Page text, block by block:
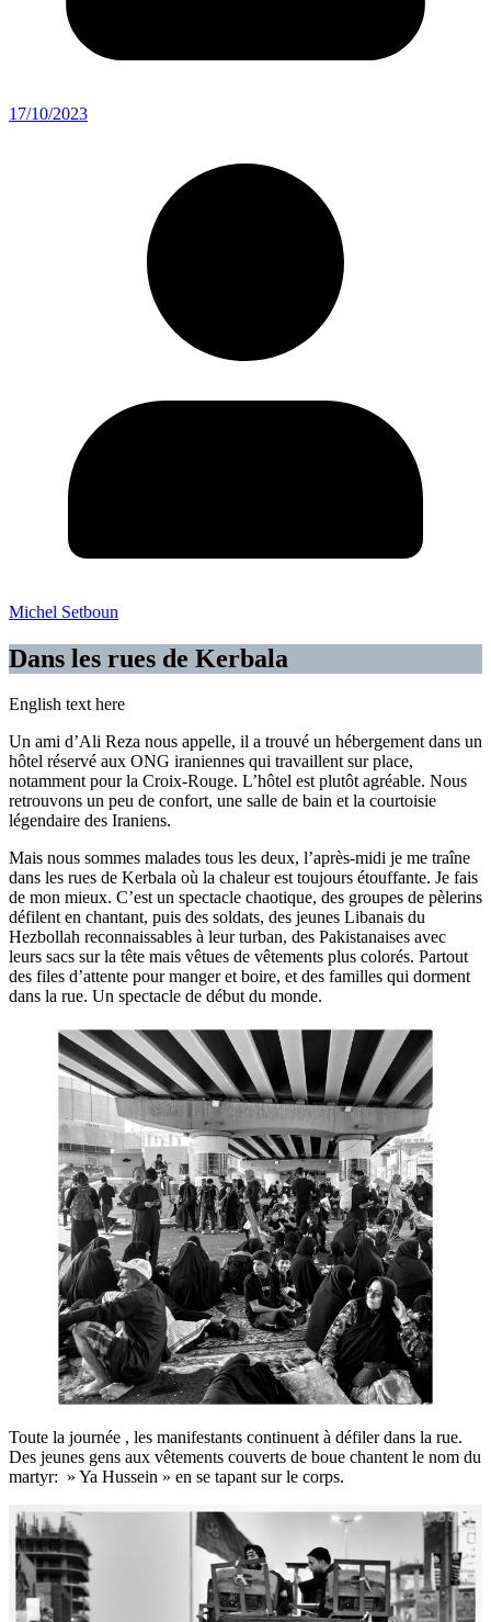
17/10/2023
Michel Setboun
Dans les rues de Kerbala
English text here
Un ami d’Ali Reza nous appelle, il a trouvé un hébergement dans un
hôtel réservé aux ONG iraniennes qui travaillent sur place,
notamment pour la Croix-Rouge. L’hôtel est plutôt agréable. Nous
retrouvons un peu de confort, une salle de bain et la courtoisie
légendaire des Iraniens.
Mais nous sommes malades tous les deux, l’après-midi je me traîne
dans les rues de Kerbala où la chaleur est toujours étouffante. Je fais
de mon mieux. C’est un spectacle chaotique, des groupes de pèlerins
défilent en chantant, puis des soldats, des jeunes Libanais du
Hezbollah reconnaissables à leur turban, des Pakistanaises avec
leurs sacs sur la tête mais vêtues de vêtements plus colorés. Partout
des files d’attente pour manger et boire, et des familles qui dorment
dans la rue. Un spectacle de début du monde.
Toute la journée , les manifestants continuent à défiler dans la rue.
Des jeunes gens aux vêtements couverts de boue chantent le nom du
martyr: » Ya Hussein » en se tapant sur le corps.